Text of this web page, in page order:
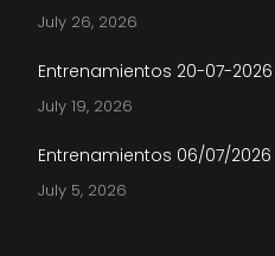
July 26, 2026
Entrenamientos 20-07-
July 19, 2026
Entrenamientos 06/07/2026
July 5, 2026